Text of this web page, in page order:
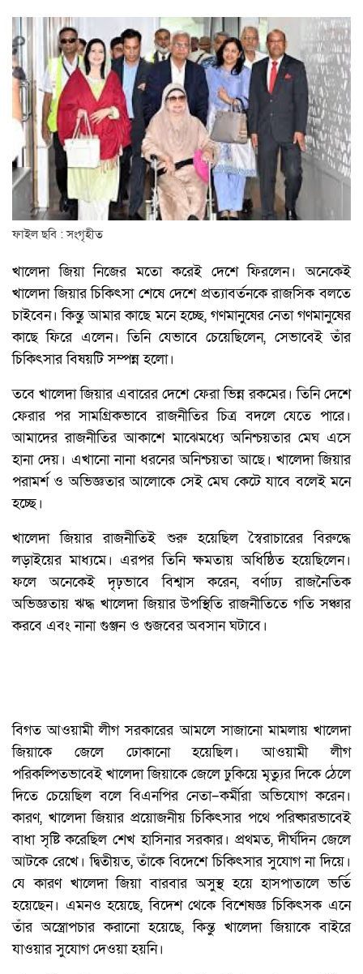
ফাইল ছবি : সংগৃহীত
খালেদা জিয়া নিজের মতো করেই দেশে ফিরলেন। অনেকেই
খালেদা জিয়ার চিকিৎসা শেষে দেশে প্রত্যাবর্তনকে রাজসিক বলতে
চাইবেন। কিন্তু আমার কাছে মনে হচ্ছে, গণমানুষের নেতা গণমানুষের
কাছে ফিরে এলেন। তিনি যেভাবে চেয়েছিলেন, সেভাবেই তাঁর
চিকিৎসার বিষয়টি সম্পন্ন হলো।
তবে খালেদা জিয়ার এবারের দেশে ফেরা ভিন্ন রকমের। তিনি দেশে
ফেরার পর সামগ্রিকভাবে রাজনীতির চিত্র বদলে যেতে পারে।
আমাদের রাজনীতির আকাশে মাঝেমধ্যে অনিশ্চয়তার মেঘ এসে
হানা দেয়। এখানো নানা ধরনের অনিশ্চয়তা আছে। খালেদা জিয়ার
পরামর্শ ও অভিজ্ঞতার আলোকে সেই মেঘ কেটে যাবে বলেই মনে
হচ্ছে।
খালেদা জিয়ার রাজনীতিই শুরু হয়েছিল স্বৈরাচারের বিরুদ্ধে
লড়াইয়ের মাধ্যমে। এরপর তিনি ক্ষমতায় অধিষ্ঠিত হয়েছিলেন।
ফলে অনেকেই দৃঢ়ভাবে বিশ্বাস করেন, বর্ণাঢ্য রাজনৈতিক
অভিজ্ঞতায় ঋদ্ধ খালেদা জিয়ার উপস্থিতি রাজনীতিতে গতি সঞ্চার
করবে এবং নানা গুঞ্জন ও গুজবের অবসান ঘটাবে।
বিগত আওয়ামী লীগ সরকারের আমলে সাজানো মামলায় খালেদা
জিয়াকে জেলে ঢোকানো হয়েছিল। আওয়ামী লীগ
পরিকল্পিতভাবেই খালেদা জিয়াকে জেলে ঢুকিয়ে মৃত্যুর দিকে ঠেলে
দিতে চেয়েছিল বলে বিএনপির নেতা–কর্মীরা অভিযোগ করেন।
কারণ, খালেদা জিয়ার প্রয়োজনীয় চিকিৎসার পথে পরিষ্কারভাবেই
বাধা সৃষ্টি করেছিল শেখ হাসিনার সরকার। প্রথমত, দীর্ঘদিন জেলে
আটকে রেখে। দ্বিতীয়ত, তাঁকে বিদেশে চিকিৎসার সুযোগ না দিয়ে।
যে কারণ খালেদা জিয়া বারবার অসুস্থ হয়ে হাসপাতালে ভর্তি
হয়েছেন। এমনও হয়েছে, বিদেশ থেকে বিশেষজ্ঞ চিকিৎসক এনে
তাঁর অস্ত্রোপচার করানো হয়েছে, কিন্তু খালেদা জিয়াকে বাইরে
যাওয়ার সুযোগ দেওয়া হয়নি।